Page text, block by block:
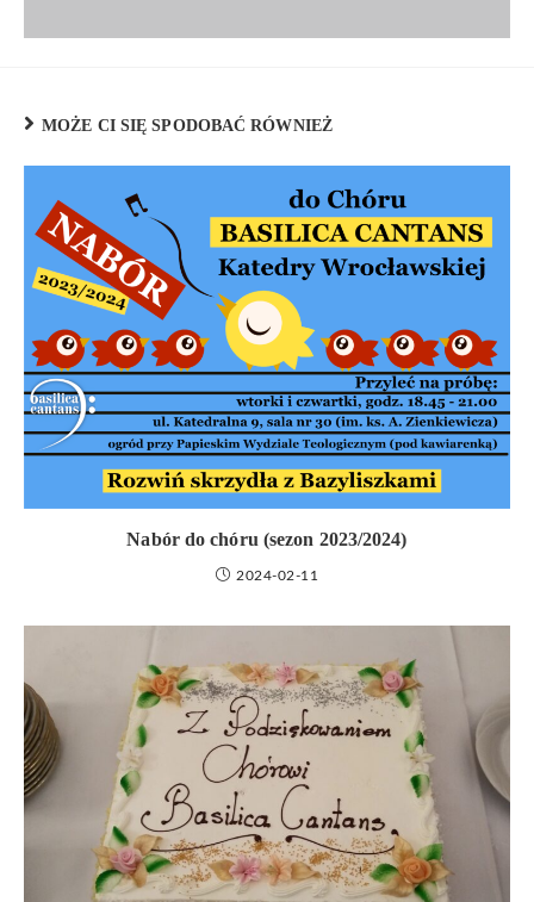
MOŻE CI SIĘ SPODOBAĆ RÓWNIEŻ
Nabór do chóru (sezon 2023/2024)
2024-02-11